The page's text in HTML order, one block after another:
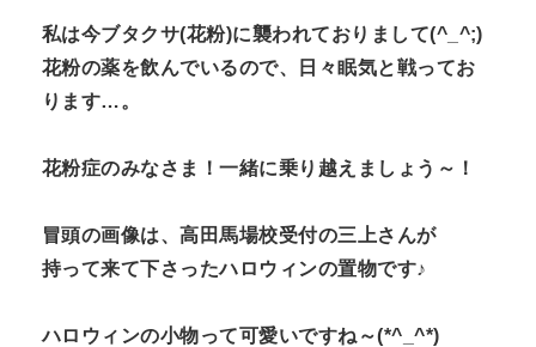
私は今ブタクサ(花粉)に襲われておりまして(^_^;)
花粉の薬を飲んでいるので、日々眠気と戦ってお
ります…。
花粉症のみなさま！一緒に乗り越えましょう～！
冒頭の画像は、高田馬場校受付の三上さんが
持って来て下さったハロウィンの置物です♪
ハロウィンの小物って可愛いですね～(*^_^*)